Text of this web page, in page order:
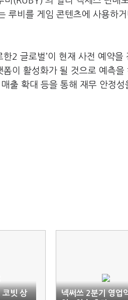
루비를 게임 콘텐츠에 사용하
한2 글로벌’이 현재 사전 예약
이 활성화가 될 것으로 예측
출 확대 등을 통해 재무 안정
코빗 상
넥써쓰 2분기 영업